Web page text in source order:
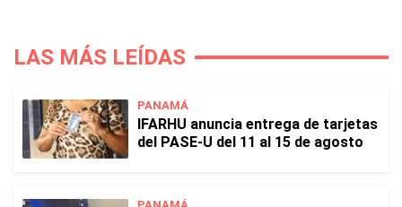
LAS MÁS LEÍDAS
PANAMÁ
IFARHU anuncia entrega de tarjetas
del PASE-U del 11 al 15 de agosto